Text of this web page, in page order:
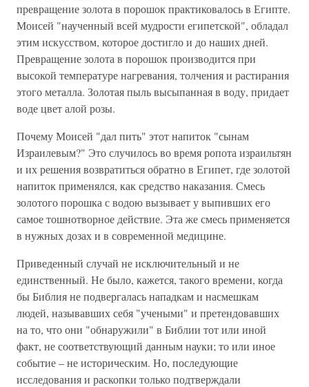
превращение золота в порошок практиковалось в Египте.
Моисей "наученный всей мудрости египетской", обладал
этим искусством, которое достигло и до наших дней.
Превращение золота в порошок производится при
высокой температуре нагревания, толчения и растирания
этого металла. Золотая пыль высыпанная в воду, придает
воде цвет алой розы.
Почему Моисей "дал пить" этот напиток "сынам
Израилевым?" Это случилось во время ропота израильтян
и их решения возвратиться обратно в Египет, где золотой
напиток применялся, как средство наказания. Смесь
золотого порошка с водою вызывает у выпивших его
самое тошнотворное действие. Эта же смесь применяется
в нужных дозах и в современной медицине.
Приведенный случай не исключительный и не
единственный. Не было, кажется, такого времени, когда
бы Библия не подвергалась нападкам и насмешкам
людей, называвших себя "учеными" и претендовавших
на то, что они "обнаружили" в Библии тот или иной
факт, не соответствующий данным науки; то или иное
событие – не историческим. Но, последующие
исследования и раскопки только подтверждали